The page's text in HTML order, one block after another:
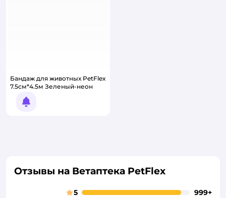
Бандаж для животных PetFlex
7.5см*4.5м Зеленый-неон
Уведомить о появлении
Отзывы на Ветаптека PetFlex
5
999+